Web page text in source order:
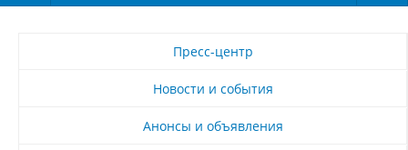
Пресс-центр
Новости и события
Анонсы и объявления